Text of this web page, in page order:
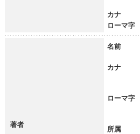
カナ
ローマ字
著者
名前
カナ
ローマ字
所属